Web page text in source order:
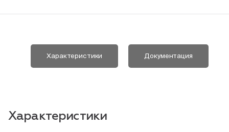
Характеристики Документация
Характеристики